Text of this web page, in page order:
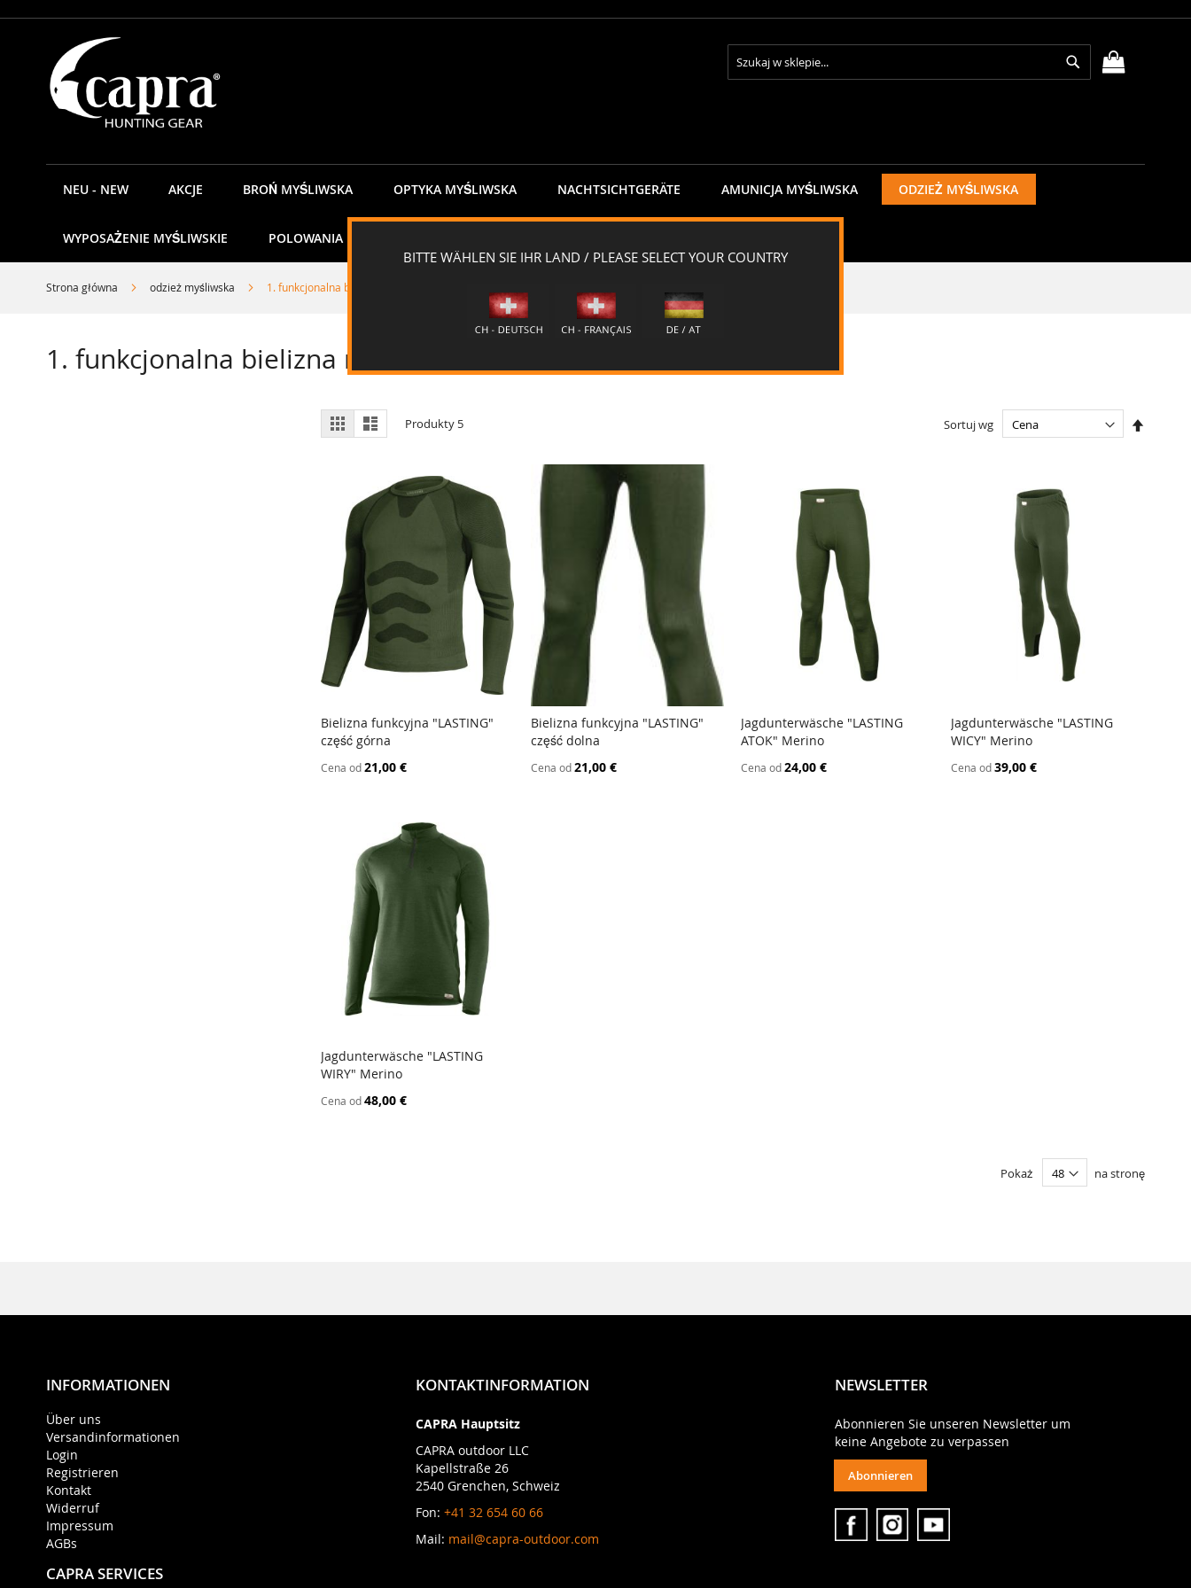
Przejdź
treści
Search
Search
NEU - NEW AKCJE BROŃ MYŚLIWSKA OPTYKA MYŚLIWSKA NACHTSICHTGERÄTE AMUNICJA MYŚLIWSKA ODZIEŻ MYŚLIWSKA
WYPOSAŻENIE MYŚLIWSKIE POLOWANIA
Strona główna odzież myśliwska 1. funkcjonalna bielizna myśliwska warstwowa
1. funkcjonalna bielizna myśliwska warstwowa
Zobacz
jako
SiatkaLista Produkty 5 Sortuj wg
Dodaj do koszyka PORÓWNAJ
Bielizna funkcyjna "LASTING"
część górna
Cena od21,00 €
Dodaj do koszyka PORÓWNAJ
Bielizna funkcyjna "LASTING"
część dolna
Cena od 21,00 €
Dodaj do koszyka PORÓWNAJ
Jagdunterwäsche "LASTING
ATOK" Merino
Cena od24,00 €
Dodaj do koszyka
Jagdunterwäsche "LASTING
WICY" Merino
Cena od39,00 €
Dodaj do koszyka
Jagdunterwäsche "LASTING
WIRY" Merino
Cena od48,00 €
Pokaż na stronę
INFORMATIONEN
Über uns
Versandinformationen
Login
Registrieren
Kontakt
Widerruf
Impressum
AGBs
CAPRA SERVICES
KONTAKTINFORMATION
CAPRA Hauptsitz
CAPRA outdoor LLC
Kapellstraße 26
2540 Grenchen, Schweiz
Fon: +41 32 654 60 66
Mail: mail@capra-outdoor.com
NEWSLETTER
Abonnieren Sie unseren Newsletter um
keine Angebote zu verpassen
Abonnieren